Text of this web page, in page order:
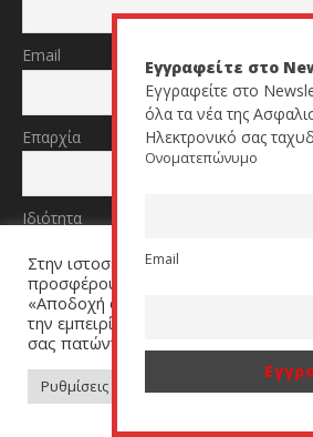
Email
Επαρχία
Ιδιότητα
TikTok
YouTube
Στην ιστοσελίδα μας
προσφέρουμε μία εξατομικευμένη
«Αποδοχή όλων» για να μας
την εμπειρία σας. Μπορείτε να
σας πατώντας στον σύνδεσμο (link)
Ρυθμίσεις Cookies Αποδοχή όλων
Εγγραφείτε στο
Εγγραφείτε στο
όλα τα νέα της
Ηλεκτρονικό σας
Ονοματεπώνυμο
Email